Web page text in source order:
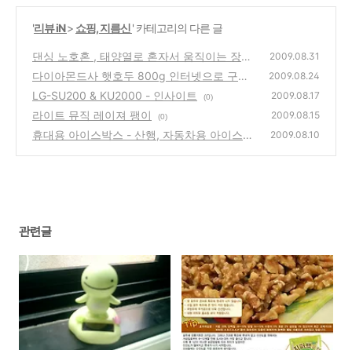
'리뷰 iN> 쇼핑, 지름신' 카테고리의 다른 글
댄싱 노호혼 , 태양열로 혼자서 움직이는 장난
감의 간단한 작동원리
(0)
2009.08.31
다이아몬드사 햇호두 800g 인터넷으로 구입
(0)
2009.08.24
LG-SU200 & KU2000 - 인사이트 (0) 2009.08.17
라이트 뮤직 레이져 팽이 (0) 2009.08.15
휴대용 아이스박스 - 산행, 자동차용 아이스백
2009.08.10
관련글